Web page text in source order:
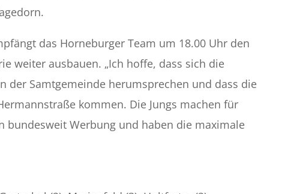
das Horneburger Team um 18.00 Uhr den
weiter ausbauen. „Ich hoffe, dass sich die
der Samtgemeinde herumsprechen und dass die
kommen. Die Jungs machen für
bundesweit Werbung und haben die maximale